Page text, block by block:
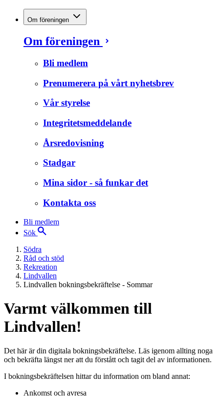
Om föreningen
Om föreningen
Bli medlem
Prenumerera på vårt nyhetsbrev
Vår styrelse
Integritetsmeddelande
Årsredovisning
Stadgar
Mina sidor - så funkar det
Kontakta oss
Bli medlem
Sök
Södra
Råd och stöd
Rekreation
Lindvallen
Lindvallen bokningsbekräftelse - Sommar
Varmt välkommen till
Lindvallen!
Det här är din digitala bokningsbekräftelse. Läs igenom allting noga
och bekräfta längst ner att du förstått och tagit del av informationen.
I bokningsbekräftelsen hittar du information om bland annat:
Ankomst och avresa